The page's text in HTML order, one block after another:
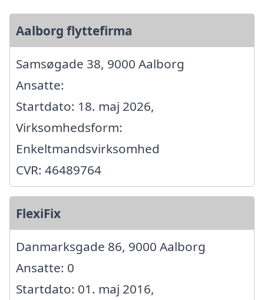
Aalborg flyttefirma
Samsøgade 38, 9000 Aalborg
Ansatte:
Startdato: 18. maj 2026,
Virksomhedsform:
Enkeltmandsvirksomhed
CVR: 46489764
FlexiFix
Danmarksgade 86, 9000 Aalborg
Ansatte: 0
Startdato: 01. maj 2016,